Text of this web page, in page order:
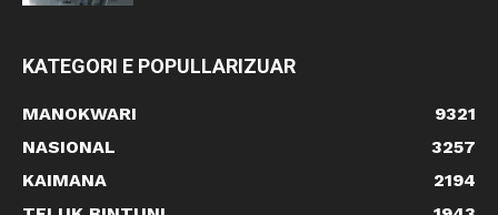
KATEGORI E POPULLARIZUAR
MANOKWARI
9321
NASIONAL
3257
KAIMANA
2194